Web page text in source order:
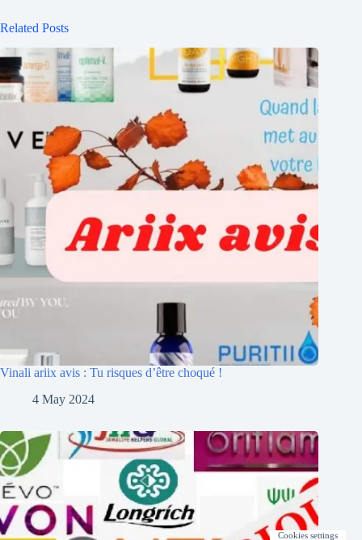
Related Posts
Vinali ariix avis : Tu risques d’être choqué !
4 May 2024
Cookies settings